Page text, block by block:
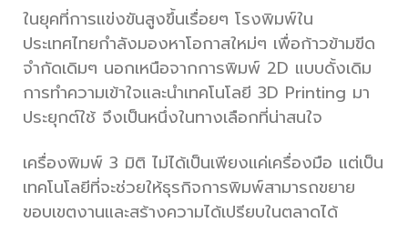
ในยุคที่การแข่งขันสูงขึ้นเรื่อยๆ โรงพิมพ์ใน
ประเทศไทยกำลังมองหาโอกาสใหม่ๆ เพื่อก้าวข้ามขีด
จำกัดเดิมๆ นอกเหนือจากการพิมพ์ 2D แบบดั้งเดิม
การทำความเข้าใจและนำเทคโนโลยี 3D Printing มา
ประยุกต์ใช้ จึงเป็นหนึ่งในทางเลือกที่น่าสนใจ
เครื่องพิมพ์ 3 มิติ ไม่ได้เป็นเพียงแค่เครื่องมือ แต่เป็น
เทคโนโลยีที่จะช่วยให้ธุรกิจการพิมพ์สามารถขยาย
ขอบเขตงานและสร้างความได้เปรียบในตลาดได้